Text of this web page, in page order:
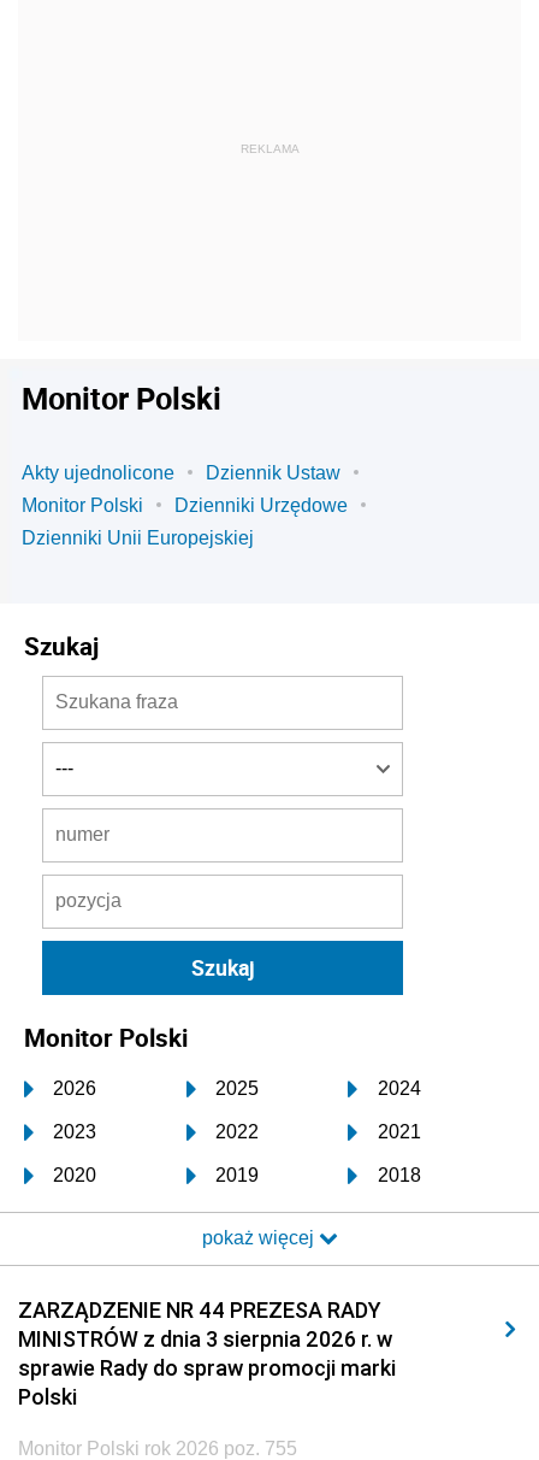
Monitor Polski
Akty ujednolicone
Dziennik Ustaw
Monitor Polski
Dzienniki Urzędowe
Dzienniki Unii Europejskiej
Szukaj
Monitor Polski
2026 2025 2024
2023 2022 2021
2020 2019 2018
2017 2016 2015
2014 2013 2012
2011 2010 2009
2008 2007 2006
2005
pokaż więcej
ZARZĄDZENIE NR 44 PREZESA RADY
MINISTRÓW z dnia 3 sierpnia 2026 r. w
sprawie Rady do spraw promocji marki
Polski
Monitor Polski rok 2026 poz. 755